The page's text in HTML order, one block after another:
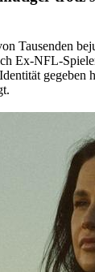
Tausenden
Ex-NFL-
gegeben